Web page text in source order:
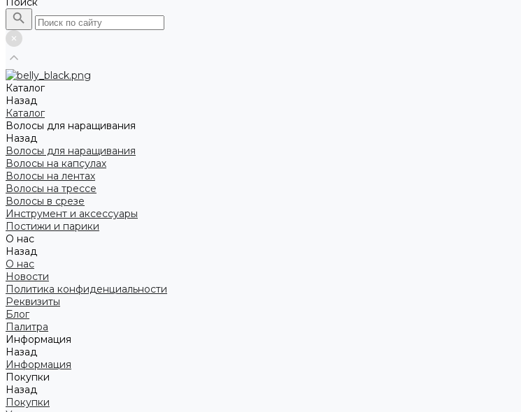
Каталог
Назад
Каталог
Волосы для наращивания
Назад
Волосы для наращивания
Волосы на капсулах
Волосы на лентах
Волосы на трессе
Волосы в срезе
Инструмент и аксессуары
Постижи и парики
О нас
Назад
О нас
Новости
Политика конфиденциальности
Реквизиты
Блог
Палитра
Информация
Назад
Информация
Покупки
Назад
Покупки